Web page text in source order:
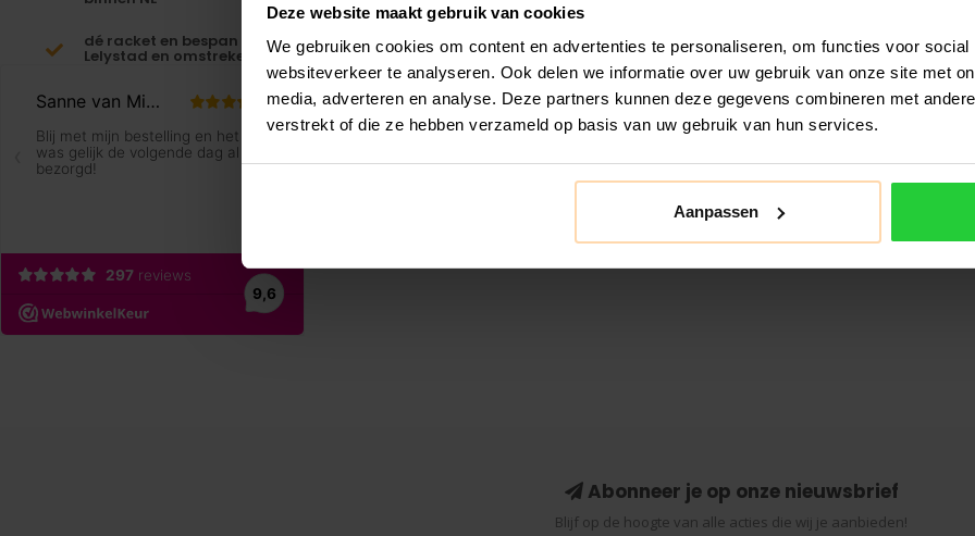
Deze website maakt gebruik van cookies
We gebruiken cookies om content en advertenties te personaliseren, om functies voor
websiteverkeer te analyseren. Ook delen we informatie over uw gebruik van onze site met
media, adverteren en analyse. Deze partners kunnen deze gegevens combineren met
verstrekt of die ze hebben verzameld op basis van uw gebruik van hun services.
Aanpassen
dé racket en bespan specialist van
Lelystad en omstreken
Abonneer je op onze nieuwsbrief
Blijf op de hoogte van alle acties die wij je aanbieden!